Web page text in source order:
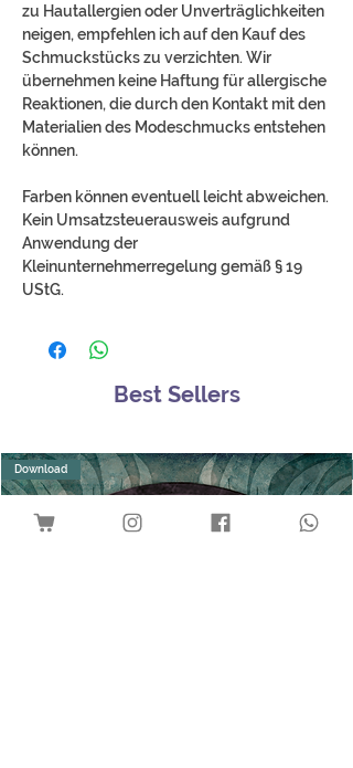
zu Hautallergien oder Unverträglichkeiten
neigen, empfehlen ich auf den Kauf des
Schmuckstücks zu verzichten. Wir
übernehmen keine Haftung für allergische
Reaktionen, die durch den Kontakt mit den
Materialien des Modeschmucks entstehen
können.
Farben können eventuell leicht abweichen.
Kein Umsatzsteuerausweis aufgrund
Anwendung der
Kleinunternehmerregelung gemäß § 19
UStG.
Best Sellers
Download